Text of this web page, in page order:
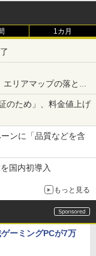
1カ月
リアマップの落とし
のため」、料金値上げ
ンに「品質などを含
国内初導入
もっと見る
ーミングPCが7万